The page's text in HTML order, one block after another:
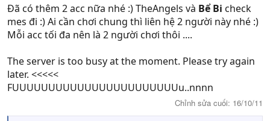
Đã có thêm 2 acc nữa nhé :) TheAngels và Bể Bi check
mes đi :) Ai cần chơi chung thì liên hệ 2 người này nhé :)
Mỗi acc tối đa nên là 2 người chơi thôi ....
The server is too busy at the moment. Please try again
later. <<<<<
FUUUUUUUUUUUUUUUUUUUUUUUu..nnnn
Chỉnh sửa cuối: 16/10/11